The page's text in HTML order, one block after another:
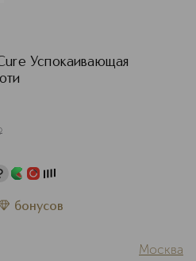
Успокаивающая
бонусов
Москва